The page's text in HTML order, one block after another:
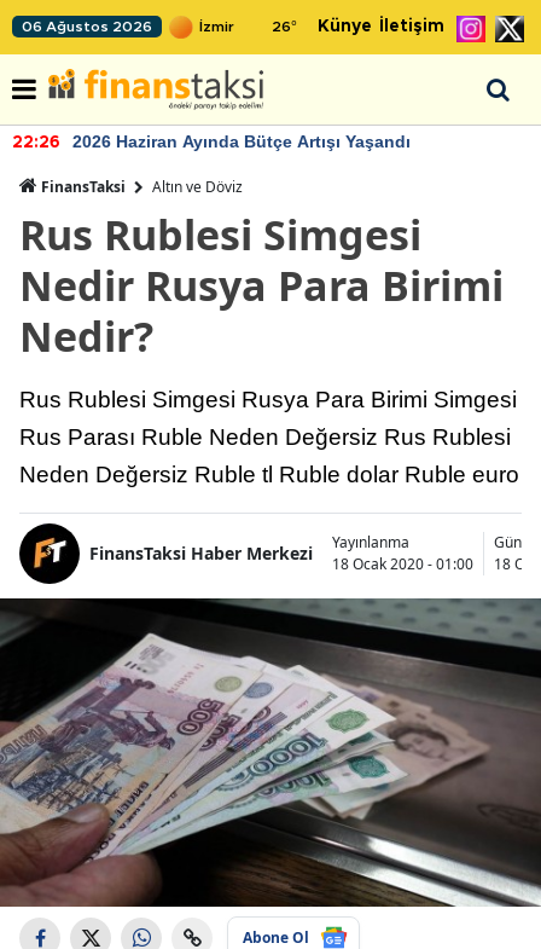
06 Ağustos 2026 26° Künye İletişim
22:26 2026 Haziran Ayında Bütçe Artışı Yaşandı
FinansTaksi Altın ve Döviz
Rus Rublesi Simgesi
Nedir Rusya Para Birimi
Nedir?
Rus Rublesi Simgesi Rusya Para Birimi Simgesi
Rus Parası Ruble Neden Değersiz Rus Rublesi
Neden Değersiz Ruble tl Ruble dolar Ruble euro
FinansTaksi Haber Merkezi
Yayınlanma
18 Ocak 2020 - 01:00
18
Abone Ol